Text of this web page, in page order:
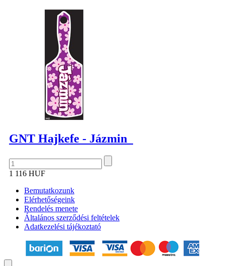
GNT Hajkefe - Jázmin
1 116 HUF
Bemutatkozunk
Elérhetőségeink
Rendelés menete
Általános szerződési feltételek
Adatkezelési tájékoztató